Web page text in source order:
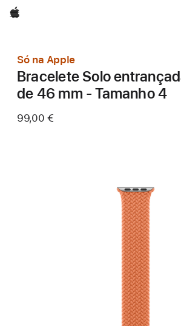
Apple
Só na Apple
Bracelete Solo
de 46 mm - Tamanho 4
99,00 €